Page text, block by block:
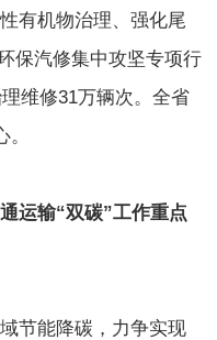
有机物治理、强化尾
保汽修集中攻坚专项行
维修31万辆次。全省
运输“双碳”工作重点
节能降碳，力争实现